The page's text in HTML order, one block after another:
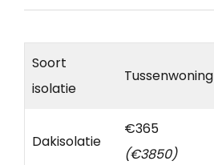
Soort
isolatie
Tussenwoning
Dakisolatie
€365
(€3850)